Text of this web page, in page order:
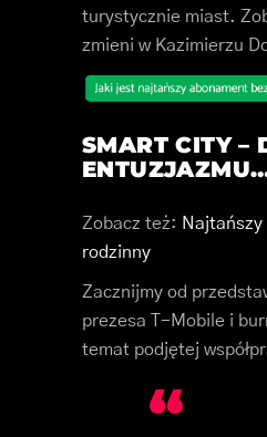
turystycznie miast.
zmieni w Kazimierzu
SMART CITY –
Zobacz też:
rodzinny
Zacznijmy od
prezesa T-Mobile i
temat podjętej